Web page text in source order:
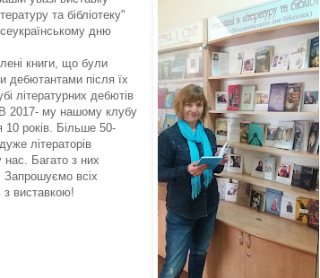
та бібліотеку"
дню
книги, що були
дебютантами після їх
літературних дебютів
2017- му нашому клубу
10 років. Більше 50-
літераторів
Багато з них
Запрошуємо всіх
з виставкою!